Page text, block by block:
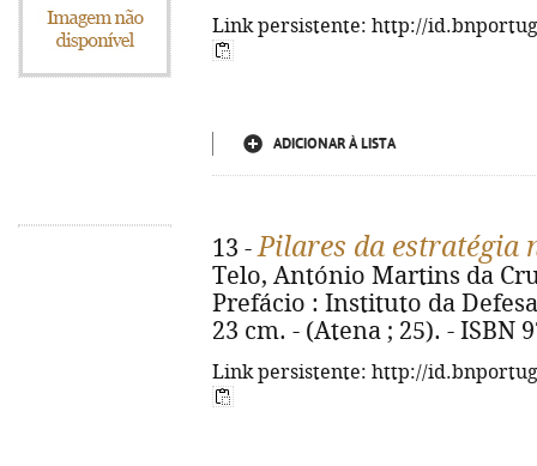
Link persistente: http://
ADICIONAR À LISTA
13 -Pilares da estratégia
Telo, António Martins da
Prefácio : Instituto da
23 cm. - (Atena ; 25). - ISBN
Link persistente: http://